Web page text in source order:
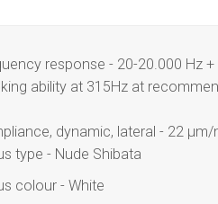
response - 20-20.000 Hz +
ability at 315Hz at
dynamic, lateral - 22 µm/
type - Nude Shibata
colour - White